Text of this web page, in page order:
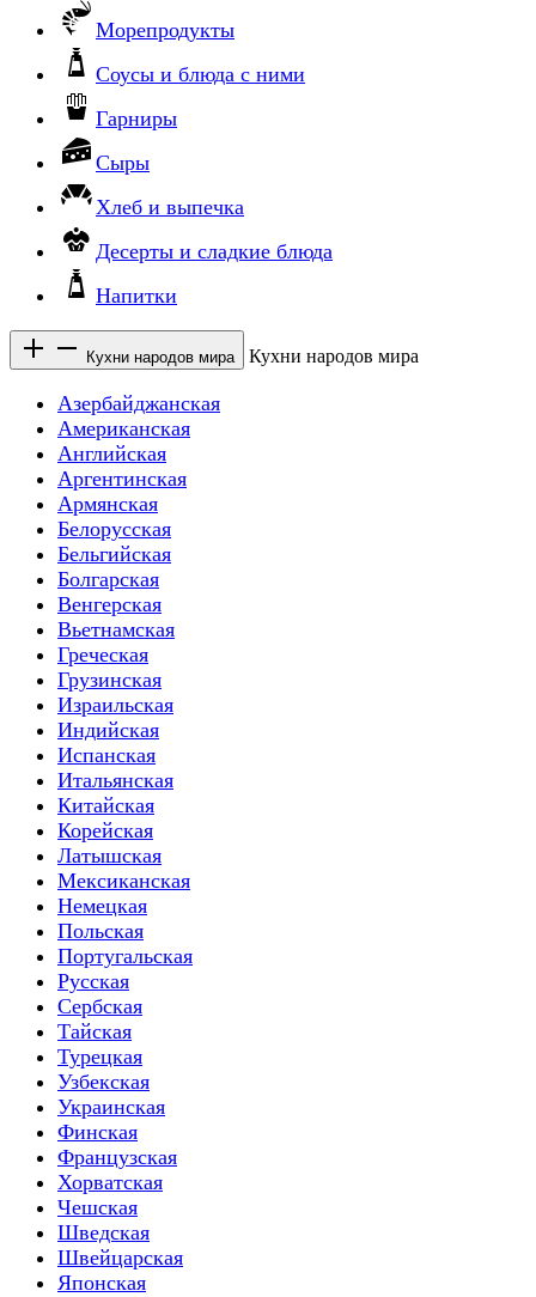
Морепродукты
Соусы и блюда с ними
Гарниры
Сыры
Хлеб и выпечка
Десерты и сладкие блюда
Напитки
Кухни народов мира Кухни народов мира
Азербайджанская
Американская
Английская
Аргентинская
Армянская
Белорусская
Бельгийская
Болгарская
Венгерская
Вьетнамская
Греческая
Грузинская
Израильская
Индийская
Испанская
Итальянская
Китайская
Корейская
Латышская
Мексиканская
Немецкая
Польская
Португальская
Русская
Сербская
Тайская
Турецкая
Узбекская
Украинская
Финская
Французская
Хорватская
Чешская
Шведская
Швейцарская
Японская